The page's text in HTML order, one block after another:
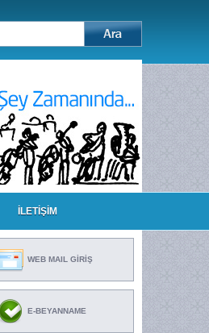
İLETİŞİM
WEB MAIL GİRİŞ
E-BEYANNAME